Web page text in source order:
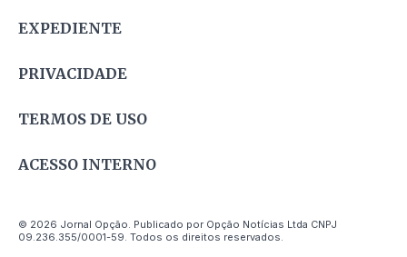
EXPEDIENTE
PRIVACIDADE
TERMOS DE USO
ACESSO INTERNO
© 2026 Jornal Opção. Publicado por Opção Notícias Ltda CNPJ
09.236.355/0001-59. Todos os direitos reservados.